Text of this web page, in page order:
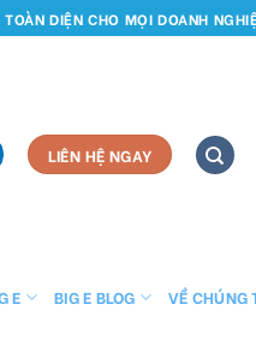
DIỆN CHO MỌI DOANH
LIÊN HỆ NGAY
E BIG E BLOG VỀ CHÚNG